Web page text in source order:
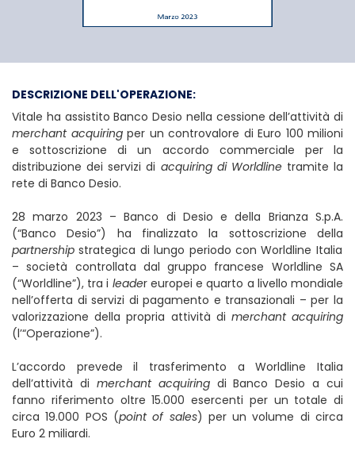
DESCRIZIONE DELL'OPERAZIONE:
Vitale ha assistito Banco Desio nella cessione dell’attività di
merchant acquiringper un controvalore di Euro 100 milioni
e sottoscrizione di un accordo commerciale per la
distribuzione dei servizi di acquiring di Worldlinetramite la
rete di Banco Desio.
28 marzo 2023 – Banco di Desio e della Brianza S.p.A.
(“Banco Desio”) ha finalizzato la sottoscrizione della
partnership strategica di lungo periodo con Worldline Italia
– società controllata dal gruppo francese Worldline SA
(“Worldline”), tra i leader europei e quarto a livello mondiale
nell’offerta di servizi di pagamento e transazionali – per la
valorizzazione della propria attività di merchant acquiring
(l’“Operazione”).
L’accordo prevede il trasferimento a Worldline Italia
dell’attività di merchant acquiringdi Banco Desio a cui
fanno riferimento oltre 15.000 esercenti per un totale di
circa 19.000 POS (point of sales) per un volume di circa
Euro 2 miliardi.